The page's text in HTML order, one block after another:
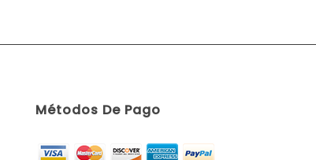
Métodos De Pago